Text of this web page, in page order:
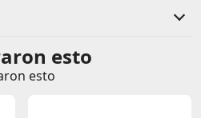
compraron este producto
esto
esto